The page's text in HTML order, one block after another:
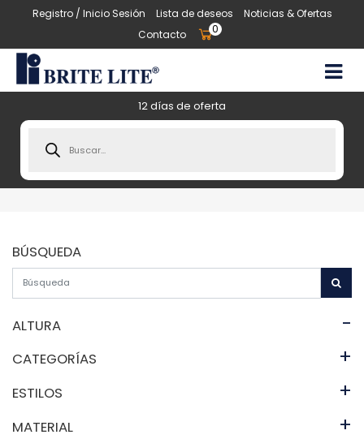
Registro / Inicio Sesión Lista de deseos
Noticias & Ofertas
Contacto
0
12 días de oferta
search
BÚSQUEDA
ALTURA -
CATEGORÍAS +
ESTILOS +
MATERIAL +